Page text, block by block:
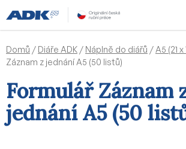
na
obsah
Domů / Diáře ADK / Náplně do diářů / A5 (21 x
Záznam z jednání A5 (50 listů)
Formulář Záznam
jednání A5 (50